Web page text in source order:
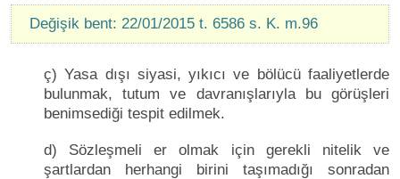
Değişik bent: 22/01/2015 t. 6586 s. K. m.96
ç) Yasa dışı siyasi, yıkıcı ve bölücü faaliyetlerde
bulunmak, tutum ve davranışlarıyla bu görüşleri
benimsediği tespit edilmek.
d) Sözleşmeli er olmak için gerekli nitelik ve
şartlardan herhangi birini taşımadığı sonradan